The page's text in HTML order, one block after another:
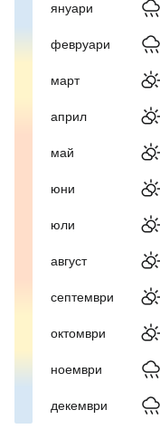
януари
февруари
март
април
май
юни
юли
август
септември
октомври
ноември
декември